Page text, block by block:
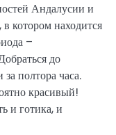
Андалусии и
котором находится
–
до
полтора часа.
красивый!
и готика, и